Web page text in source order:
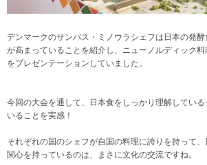
デンマークのサンパス・ミノウラシェフは日本の発
が高まっていることを紹介し、ニューノルディック
をプレゼンテーションしていました。
今回の大会を通して、日本食をしっかり理解してい
いることを実感！
それぞれの国のシェフが自国の料理に誇りを持って
関心を持っているのは、まさに文化の交流ですね。